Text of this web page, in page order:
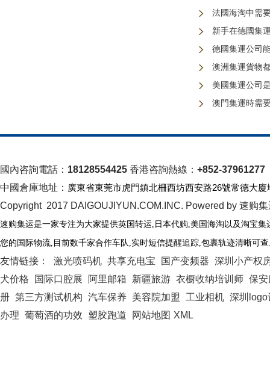
法國海淘中需
新手在德國集
德國集運公司
澳洲集運貨物
美國集運公司
澳門集運時需
國內咨詢電話： 18128554425 香港咨詢熱線： +852-37961277
中國倉庫地址： 廣東省東莞市虎門鎮北柵西坊西安路26號常德大
Copyright 2017 DAIGOUJIYUN.COM.INC. Powered by 速购
速购集运是一家专注为大家提供英国转运,日本代购,美国海淘以及淘宝集
您的国际物流, 目前数千家合作车队,实时短信提醒追踪,包裹轨迹清晰可
友情链接： 激光喷码机 共享充电宝 国产变频器 深圳小产权
犬价格
国际口腔展 阿里邮箱 新疆旅游 衣橱收纳培训师 保
册 第三方测试机构 汽车保养 美容院加盟 工业相机 深圳logo
办理 葡萄酒的功效 塑胶跑道 网站地图 XML